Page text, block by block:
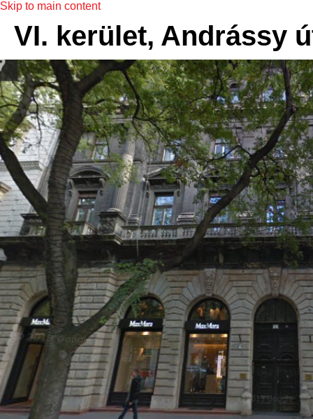
Skip to main content
VI. kerület, Andrássy